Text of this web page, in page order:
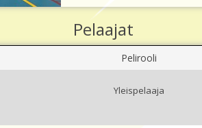
Pelaajat
Pelirooli
Yleispelaaja